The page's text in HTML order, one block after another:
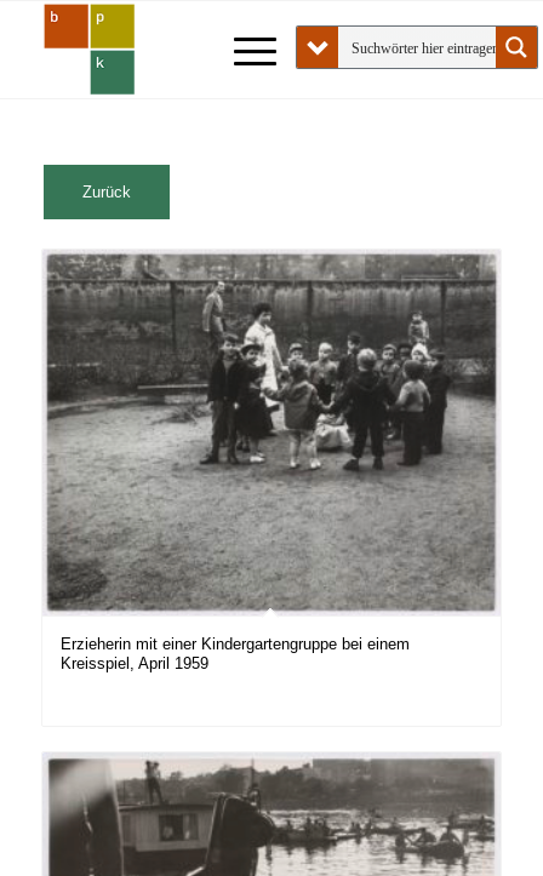
Erzieherin mit einer Kindergartengruppe bei einem
Kreisspiel, April 1959